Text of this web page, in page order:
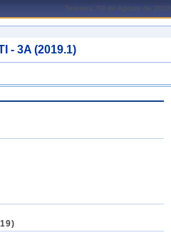
Teresina, 08 de Agosto de 2026
- 3A (2019.1)